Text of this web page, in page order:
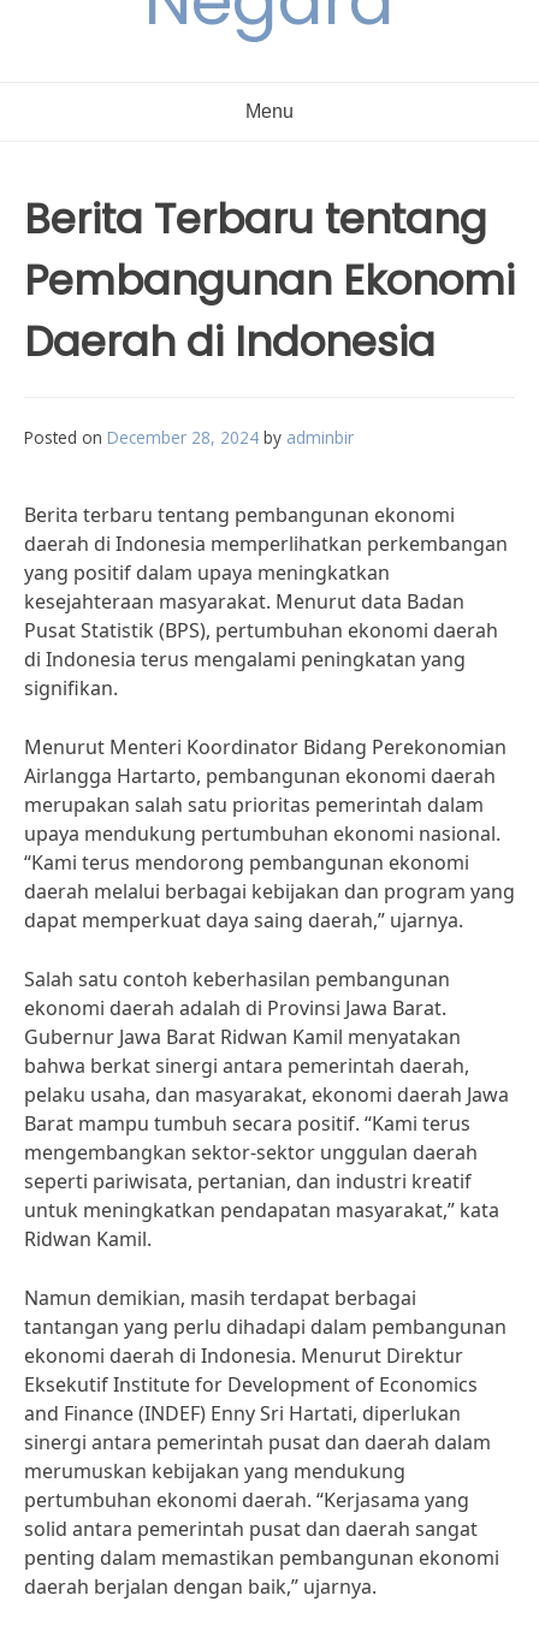
Menu
Berita Terbaru tentang
Pembangunan Ekonomi
Daerah di Indonesia
Posted on December 28, 2024 by adminbir
Berita terbaru tentang pembangunan ekonomi
daerah di Indonesia memperlihatkan perkembangan
yang positif dalam upaya meningkatkan
kesejahteraan masyarakat. Menurut data Badan
Pusat Statistik (BPS), pertumbuhan ekonomi daerah
di Indonesia terus mengalami peningkatan yang
signifikan.
Menurut Menteri Koordinator Bidang Perekonomian
Airlangga Hartarto, pembangunan ekonomi daerah
merupakan salah satu prioritas pemerintah dalam
upaya mendukung pertumbuhan ekonomi nasional.
“Kami terus mendorong pembangunan ekonomi
daerah melalui berbagai kebijakan dan program yang
dapat memperkuat daya saing daerah,” ujarnya.
Salah satu contoh keberhasilan pembangunan
ekonomi daerah adalah di Provinsi Jawa Barat.
Gubernur Jawa Barat Ridwan Kamil menyatakan
bahwa berkat sinergi antara pemerintah daerah,
pelaku usaha, dan masyarakat, ekonomi daerah Jawa
Barat mampu tumbuh secara positif. “Kami terus
mengembangkan sektor-sektor unggulan daerah
seperti pariwisata, pertanian, dan industri kreatif
untuk meningkatkan pendapatan masyarakat,” kata
Ridwan Kamil.
Namun demikian, masih terdapat berbagai
tantangan yang perlu dihadapi dalam pembangunan
ekonomi daerah di Indonesia. Menurut Direktur
Eksekutif Institute for Development of Economics
and Finance (INDEF) Enny Sri Hartati, diperlukan
sinergi antara pemerintah pusat dan daerah dalam
merumuskan kebijakan yang mendukung
pertumbuhan ekonomi daerah. “Kerjasama yang
solid antara pemerintah pusat dan daerah sangat
penting dalam memastikan pembangunan ekonomi
daerah berjalan dengan baik,” ujarnya.